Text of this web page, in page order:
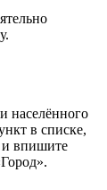
населённого
в списке,
и впишите